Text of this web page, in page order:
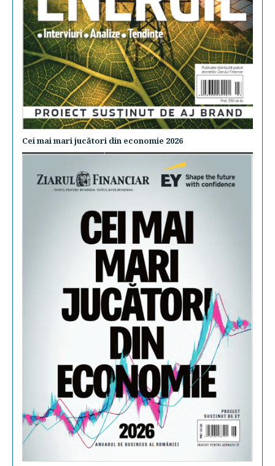
Cei mai mari jucători din economie 2026